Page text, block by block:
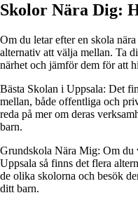
Skolor Nära Dig:
Om du letar efter en skola
alternativ att välja mellan. Ta
närhet och jämför dem för att
Bästa Skolan i Uppsala: Det
mellan, både offentliga och
reda på mer om deras
barn.
Grundskola Nära Mig: Om du
Uppsala så finns det flera
de olika skolorna och besök
ditt barn.